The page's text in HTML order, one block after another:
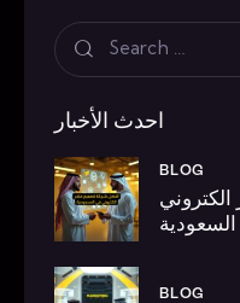
احدث الأخبار
BLOG
السعودية
BLOG